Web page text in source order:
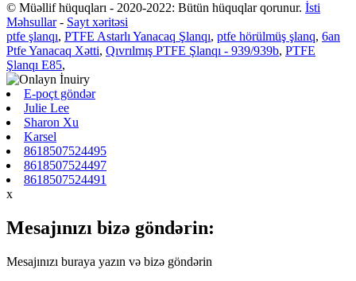
© Müəllif hüquqları - 2020-2022: Bütün hüquqlar qorunur. İsti
Məhsullar- Sayt xəritəsi
ptfe şlanqı, PTFE Astarlı Yanacaq Şlanqı, ptfe hörülmüş şlanq, 6an
Ptfe Yanacaq Xətti, Qıvrılmış PTFE Şlanqı - 939/939b, PTFE
Şlanqı E85,
E-poçt göndər
Julie Lee
Sharon Xu
Karsel
8618507524495
8618507524497
8618507524491
x
Mesajınızı bizə göndərin:
Mesajınızı buraya yazın və bizə göndərin